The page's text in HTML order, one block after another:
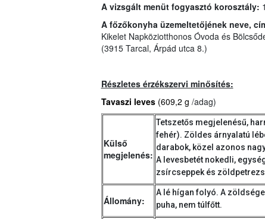
A vizsgált menüt fogyasztó korosztály:
A főzőkonyha üzemeltetőjének neve,
Kikelet Napköziotthonos Óvoda és
(3915 Tarcal, Árpád utca 8.)
Részletes érzékszervi minősítés:
Tavaszi leves (609,2 g /adag)
Külső
megjelenés:
Tetszetős megjelenésű,
fehér). Zöldes árnyalatú
darabok, közel azonos
A levesbetét nokedli,
zsírcseppek és
Állomány:
A lé hígan folyó. A
puha, nem túlfőtt.